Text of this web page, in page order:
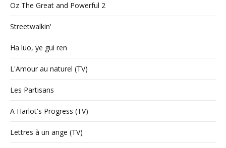
Oz The Great and Powerful 2
Streetwalkin'
Ha luo, ye gui ren
L'Amour au naturel (TV)
Les Partisans
A Harlot's Progress (TV)
Lettres à un ange (TV)